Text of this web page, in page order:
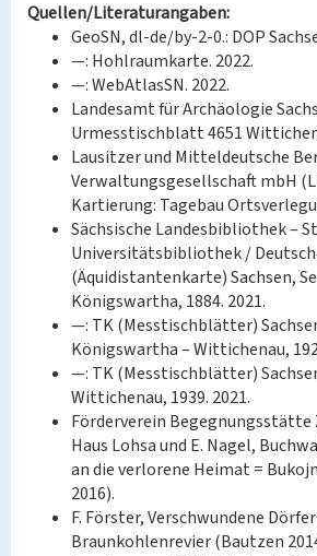
Quellen/Literaturangaben:
GeoSN, dl-de/by-2-0.: DOP
—: Hohlraumkarte. 2022.
—: WebAtlasSN. 2022.
Landesamt für Archäologie
Urmesstischblatt 4651
Lausitzer und Mitteldeutsche
Verwaltungsgesellschaft mbH
Kartierung: Tagebau
Sächsische Landesbibliothek –
Universitätsbibliothek /
(Äquidistantenkarte) Sachsen,
Königswartha, 1884. 2021.
—: TK (Messtischblätter)
Königswartha – Wittichenau,
—: TK (Messtischblätter)
Wittichenau, 1939. 2021.
Förderverein
Haus Lohsa und E. Nagel,
an die verlorene Heimat =
2016).
F. Förster, Verschwundene
Braunkohlenrevier (Bautzen